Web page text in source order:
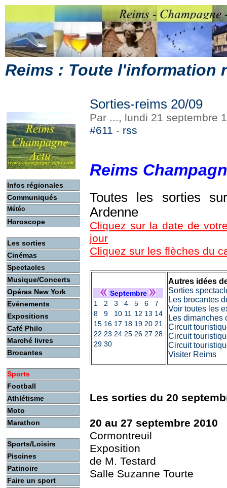
Reims : Toute l'information
Infos régionales
Communiqués
Météo
Horoscope
Les sorties
Cinémas
Spectacles
Musique/Concerts
Opéras New York
Evénements
Expositions
Café Philo
Marché livres
Brocantes
Sports
Football
Athlétisme
Moto
Marathon
Sports/Loisirs
Piscines
Patinoire
Faire un sport
Sorties-reims 20/09
Par ..., lundi 21 septembre
#611 - rss
Reims
Toutes les sorties
Ardenne
Cliquez sur la date de
jour
Cliquez sur les flèches du
Septembre
1
2 3 4 5 6
7
8
9 10 11 12 13 14
15 16 17 18 19 20 21
22 23 24 25 26 27 28
29 30
Autres idées
Sorties
Les brocantes
Voir toutes les
Les dimanches
Circuit
Circuit
Circuit
Visiter Reims
Les sorties du 20
20 au 27 septembre 2010
Cormontreuil
Exposition
de M. Testard
Salle Suzanne Tourte